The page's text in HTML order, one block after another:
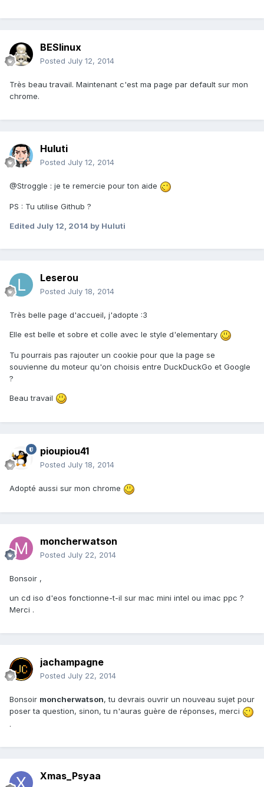
BESlinux
Posted July 12, 2014
Très beau travail. Maintenant c'est ma page par default sur mon
chrome.
Huluti
Posted July 12, 2014
@Stroggle : je te remercie pour ton aide
PS : Tu utilise Github ?
Edited July 12, 2014 by Huluti
Leserou
Posted July 18, 2014
Très belle page d'accueil, j'adopte :3
Elle est belle et sobre et colle avec le style d'elementary
Tu pourrais pas rajouter un cookie pour que la page se
souvienne du moteur qu'on choisis entre DuckDuckGo et Google
?
Beau travail
pioupiou41
Posted July 18, 2014
Adopté aussi sur mon chrome
moncherwatson
Posted July 22, 2014
Bonsoir ,
un cd iso d'eos fonctionne-t-il sur mac mini intel ou imac ppc ?
Merci .
jachampagne
Posted July 22, 2014
Bonsoir moncherwatson, tu devrais ouvrir un nouveau sujet pour
poser ta question, sinon, tu n'auras guère de réponses, merci
.
Xmas_Psyaa